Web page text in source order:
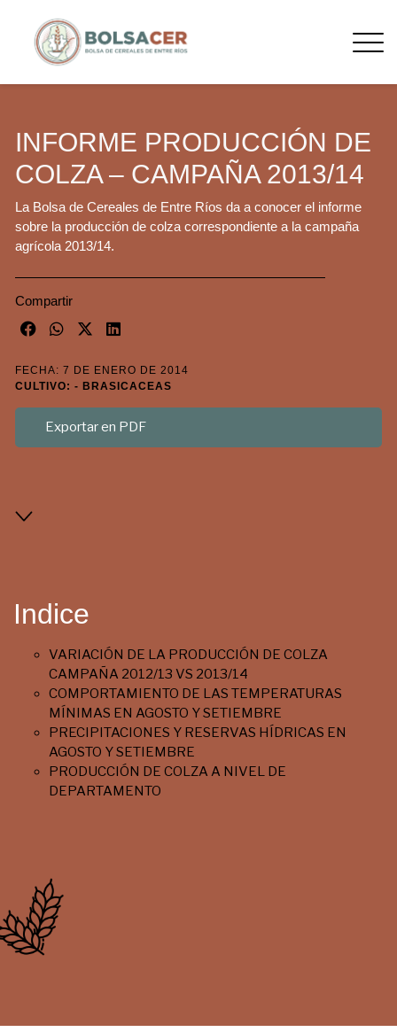
INFORME PRODUCCIÓN DE
COLZA – CAMPAÑA 2013/14
La Bolsa de Cereales de Entre Ríos da a conocer el informe
sobre la producción de colza correspondiente a la campaña
agrícola 2013/14.
Compartir
FECHA: 7 DE ENERO DE 2014
CULTIVO: - BRASICACEAS
Exportar en PDF
Indice
VARIACIÓN DE LA PRODUCCIÓN DE COLZA
CAMPAÑA 2012/13 VS 2013/14
COMPORTAMIENTO DE LAS TEMPERATURAS
MÍNIMAS EN AGOSTO Y SETIEMBRE
PRECIPITACIONES Y RESERVAS HÍDRICAS EN
AGOSTO Y SETIEMBRE
PRODUCCIÓN DE COLZA A NIVEL DE
DEPARTAMENTO